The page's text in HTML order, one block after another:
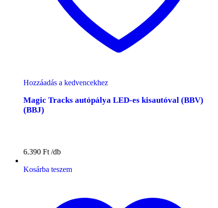
Hozzáadás a kedvencekhez
Magic Tracks autópálya LED-es kisautóval (BBV)
(BBJ)
6.390 Ft
Kosárba teszem